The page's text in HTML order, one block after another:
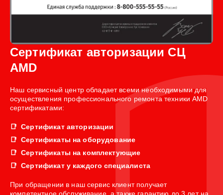
Сертификат авторизации СЦ
AMD
Наш сервисный центр обладает всеми необходимыми для
осуществления профессионального ремонта техники AMD
сертификатами:
Сертификат авторизации
Сертификаты на оборудование
Сертификаты на комплектующие
Сертификат у каждого специалиста
При обращении в наш сервис клиент получает
компетентное обслуживание, а также гарантию до 3 лет на